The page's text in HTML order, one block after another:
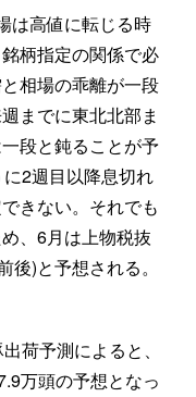
は高値に転じる時
柄指定の関係で必
相場の乖離が一段
までに東北北部ま
段と鈍ることが予
2週目以降息切れ
きない。それでも
、6月は上物税抜
)と予想される。
荷予測によると、
万頭の予想となっ